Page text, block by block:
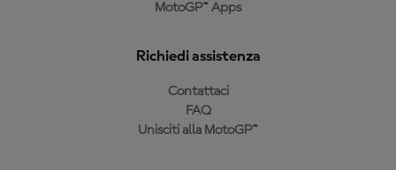
MotoGP™ Apps
Richiedi assistenza
Contattaci
FAQ
Unisciti alla MotoGP™